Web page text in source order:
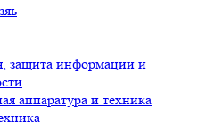
защита информации и
аппаратура и техника